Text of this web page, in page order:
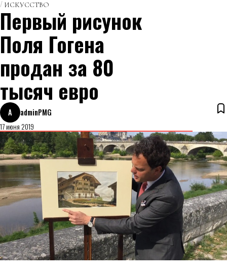
ИСКУССТВО
Первый рисунок
Поля Гогена
продан за 80
тысяч евро
A
adminPMG
17 июня 2019